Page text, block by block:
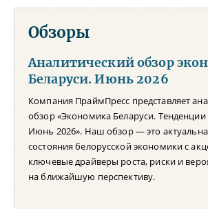
Обзоры
Аналитический обзор
Беларуси. Июнь 2026
Компания ПраймПресс представляет
обзор «Экономика Беларуси.
Июнь 2026». Наш обзор — это
состояния белорусской экономики с
ключевые драйверы роста, риски и
на ближайшую перспективу.